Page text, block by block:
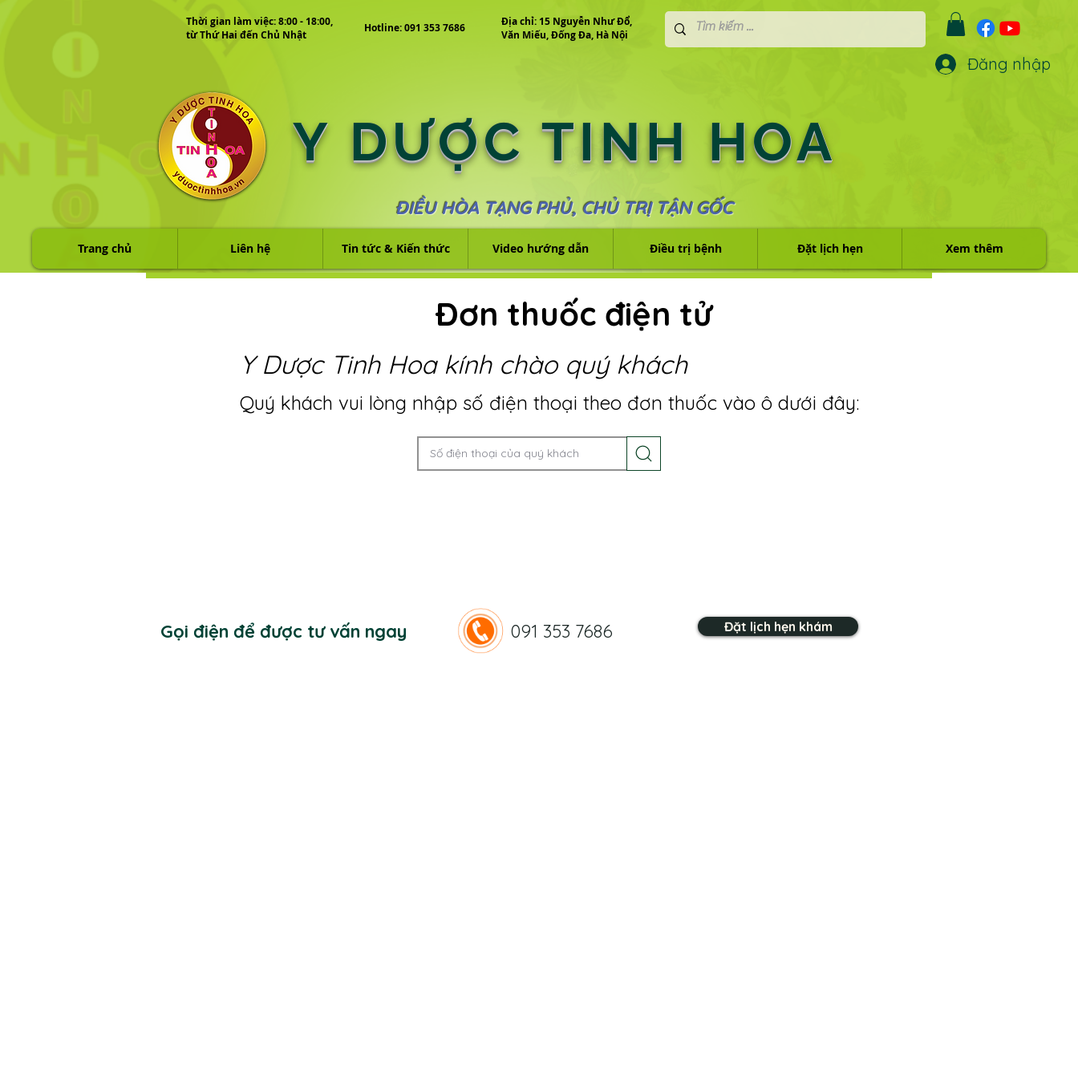
Đăng nhập
Thời gian làm việc: 8:00 - 18:00,
từ Thứ Hai đến Chủ Nhật
Hotline: 091 353 7686
Địa chỉ: 15 Nguyễn Như Đổ,
Văn Miếu, Đống Đa, Hà Nội
Y DƯỢC TINH HOA
ĐIỀU HÒA TẠNG PHỦ, CHỦ TRỊ TẬN GỐC
Trang chủ Liên hệ Tin tức & Kiến thức Video hướng dẫn Điều trị bệnh Đặt lịch hẹn Xem thêm
Đơn thuốc điện tử
Y Dược Tinh Hoa kính chào quý khách
Quý khách vui lòng nhập số điện thoại theo đơn thuốc vào ô dưới đây:
Gọi điện để được tư vấn ngay 091 353 7686 Đặt lịch hẹn khám